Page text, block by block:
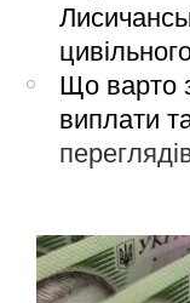
Що варто
виплати